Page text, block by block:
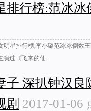
排行榜:范冰冰
星排行榜,李小璐范冰冰倒
演过《飞来的仙...
子 深扒钟汉
剧 2017-01-06